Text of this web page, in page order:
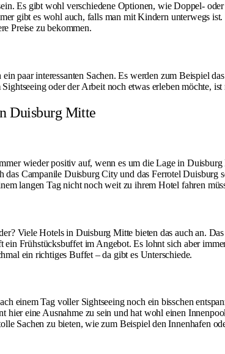
Es gibt wohl verschiedene Optionen, wie Doppel-
gibt es wohl auch, falls man mit Kindern unterwegs
Preise zu bekommen.
paar interessanten Sachen. Es werden zum Beispiel
oder der Arbeit noch etwas erleben möchte,
Duisburg Mitte
wieder positiv auf, wenn es um die Lage in
Campanile Duisburg City und das Ferrotel
langen Tag nicht noch weit zu ihrem Hotel fahren
Viele Hotels in Duisburg Mitte bieten das auch an.
Frühstücksbuffet im Angebot. Es lohnt sich aber
ein richtiges Buffet – da gibt es Unterschiede.
einem Tag voller Sightseeing noch ein bisschen
eine Ausnahme zu sein und hat wohl einen
Sachen zu bieten, wie zum Beispiel denInnenhafen